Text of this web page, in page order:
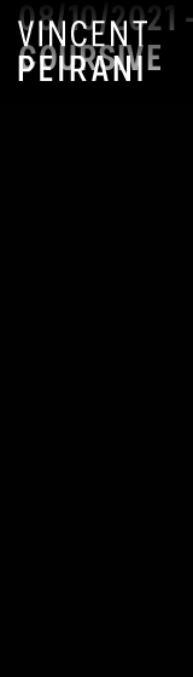
08/10/2021
COURSIVE